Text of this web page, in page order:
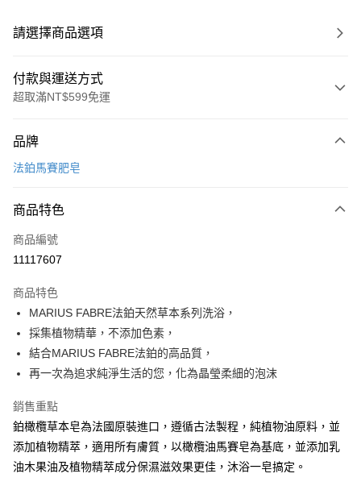
請選擇商品選項
付款與運送方式
超取滿NT$599免運
信用卡一次付款
LINE Pay
Apple Pay
悠遊付
全盈+PAY
運送方式
付款後全家取貨
每筆NT$60，滿NT$599(含以上)免運費
品牌
法鉑馬賽肥皂
商品特色
商品編號
11117607
商品特色
MARIUS FABRE法鉑天然草本系列洗浴，
採集植物精華，不添加色素，
結合MARIUS FABRE法鉑的高品質，
再一次為追求純淨生活的您，化為晶瑩柔細的泡沫
銷售重點
鉑橄欖草本皂為法國原裝進口，遵循古法製程，純植物油原料，並
添加植物精萃，適用所有膚質，以橄欖油馬賽皂為基底，並添加乳
油木果油及植物精萃成分保濕滋效果更佳，沐浴一皂搞定。